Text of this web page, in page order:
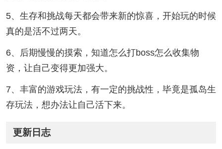
5、生存和挑战每天都会带来新的惊喜，开始玩的时候
真的是活不过两天。
6、后期慢慢的摸索，知道怎么打boss怎么收集物
资，让自己变得更加强大。
7、丰富的游戏玩法，有一定的挑战性，毕竟是孤岛生
存玩法，想办法让自己活下来。
更新日志